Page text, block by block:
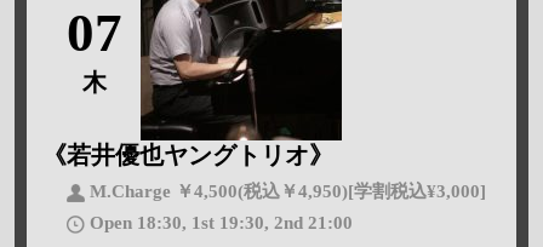
07
木
《若井優也ヤングトリオ》
M.Charge ￥4,500(税込￥4,950)[学割税込¥3,000]
Open 18:30, 1st 19:30, 2nd 21:00